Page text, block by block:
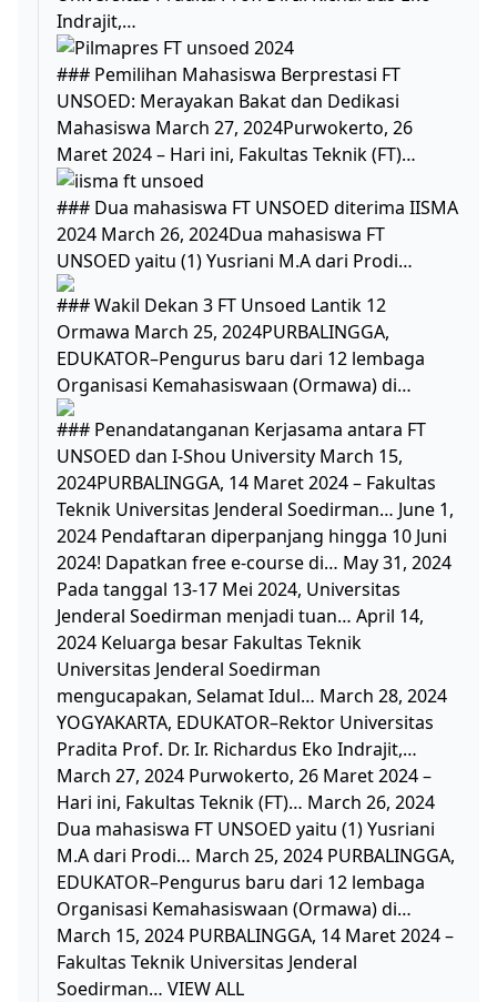
Indrajit,…
### Pemilihan Mahasiswa Berprestasi FT
UNSOED: Merayakan Bakat dan Dedikasi
Mahasiswa March 27, 2024Purwokerto, 26
Maret 2024 – Hari ini, Fakultas Teknik (FT)…
### Dua mahasiswa FT UNSOED diterima IISMA
2024 March 26, 2024Dua mahasiswa FT
UNSOED yaitu (1) Yusriani M.A dari Prodi…
### Wakil Dekan 3 FT Unsoed Lantik 12
Ormawa March 25, 2024PURBALINGGA,
EDUKATOR–Pengurus baru dari 12 lembaga
Organisasi Kemahasiswaan (Ormawa) di…
### Penandatanganan Kerjasama antara FT
UNSOED dan I-Shou University March 15,
2024PURBALINGGA, 14 Maret 2024 – Fakultas
Teknik Universitas Jenderal Soedirman… June 1,
2024 Pendaftaran diperpanjang hingga 10 Juni
2024! Dapatkan free e-course di… May 31, 2024
Pada tanggal 13-17 Mei 2024, Universitas
Jenderal Soedirman menjadi tuan… April 14,
2024 Keluarga besar Fakultas Teknik
Universitas Jenderal Soedirman
mengucapakan, Selamat Idul… March 28, 2024
YOGYAKARTA, EDUKATOR–Rektor Universitas
Pradita Prof. Dr. Ir. Richardus Eko Indrajit,…
March 27, 2024 Purwokerto, 26 Maret 2024 –
Hari ini, Fakultas Teknik (FT)… March 26, 2024
Dua mahasiswa FT UNSOED yaitu (1) Yusriani
M.A dari Prodi… March 25, 2024 PURBALINGGA,
EDUKATOR–Pengurus baru dari 12 lembaga
Organisasi Kemahasiswaan (Ormawa) di…
March 15, 2024 PURBALINGGA, 14 Maret 2024 –
Fakultas Teknik Universitas Jenderal
Soedirman… VIEW ALL